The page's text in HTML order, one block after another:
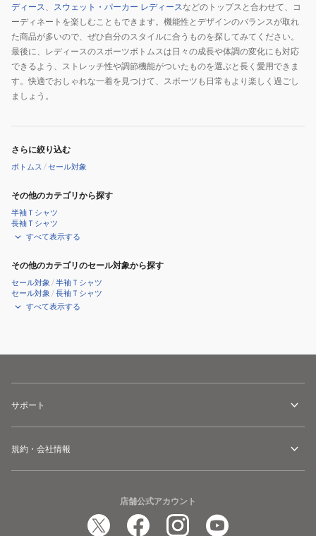
ディース、 スウェット・パーカー レディースなどのトップスと合わせて、コ
ーディネートを楽しむこともできます。機能性とデザインのバランスが取れ
た商品が多いので、ぜひ自分のスタイルに合うものを探してみてください。
最後に、レディースのスポーツボトムスは日々の成長や体調の変化にも対応
できるよう、ストレッチ性や調節機能がついたものを選ぶと長く愛用できま
す。快適でおしゃれな一着を見つけて、スポーツも日常もより楽しく過ごし
ましょう。
さらに絞り込む
ボトムス /セール対象
その他のカテゴリから探す
半袖Ｔシャツ
長袖Ｔシャツ
すべて表示する
その他のカテゴリのセール対象から探す
セール対象 /半袖Ｔシャツ
セール対象 /長袖Ｔシャツ
すべて表示する
サポート
規約・会社情報
店舗公式アカウント